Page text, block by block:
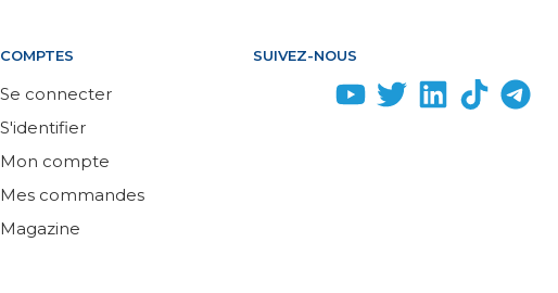
COMPTES
Se connecter
S'identifier
Mon compte
Mes commandes
Magazine
SUIVEZ-NOUS